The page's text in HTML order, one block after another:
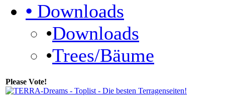
• Downloads
•Downloads
•Trees/Bäume
Please Vote!